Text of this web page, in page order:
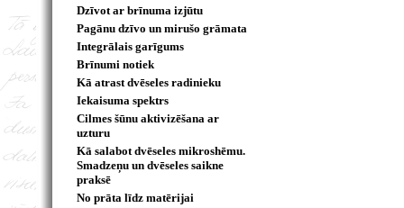
Dzīvot ar brīnuma izjūtu
Pagānu dzīvo un mirušo grāmata
Integrālais garīgums
Brīnumi notiek
Kā atrast dvēseles radinieku
Iekaisuma spektrs
Cilmes šūnu aktivizēšana ar
uzturu
Kā salabot dvēseles mikroshēmu.
Smadzeņu un dvēseles saikne
praksē
No prāta līdz matērijai